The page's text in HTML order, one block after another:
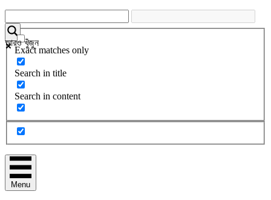
আরও খুঁজুন
Exact matches only
Search in title
Search in content
Menu